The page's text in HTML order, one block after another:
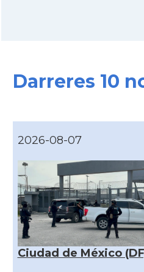
Darreres 10
2026-08-07
Ciudad de México